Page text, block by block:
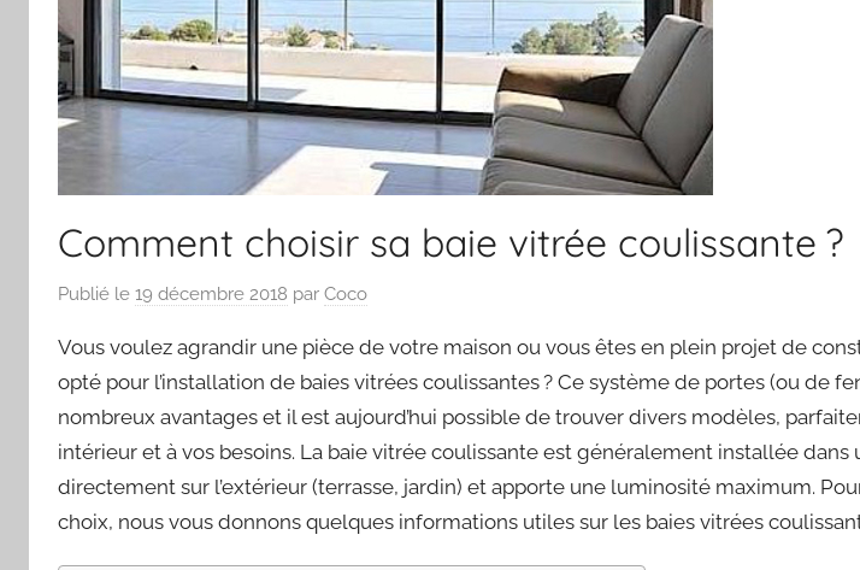
Comment choisir sa baie vitrée coulissante ?
Publié le 19 décembre 2018 par Coco
Vous voulez agrandir une pièce de votre maison ou vous êtes en plein projet de
opté pour l’installation de baies vitrées coulissantes ? Ce système de portes (ou de
nombreux avantages et il est aujourd’hui possible de trouver divers modèles,
intérieur et à vos besoins. La baie vitrée coulissante est généralement installée dans
directement sur l’extérieur (terrasse, jardin) et apporte une luminosité maximum.
choix, nous vous donnons quelques informations utiles sur les baies vitrées